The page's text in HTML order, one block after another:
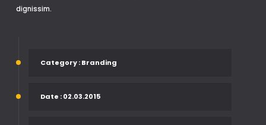
dignissim.
Category: Branding
Date : 02.03.2015